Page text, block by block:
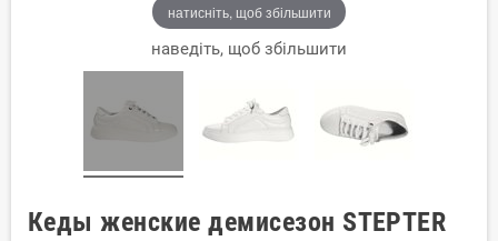
натисніть, щоб збільшити
наведіть, щоб збільшити
Кеды женские демисезон STEPTER